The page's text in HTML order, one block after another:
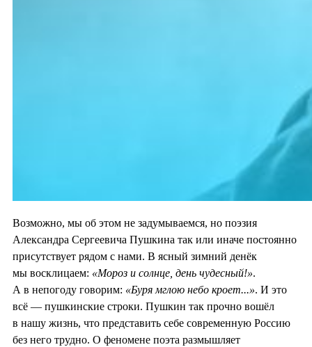
Возможно, мы об этом не задумываемся, но поэзия
Александра Сергеевича Пушкина так или иначе постоянно
присутствует рядом с нами. В ясный зимний денёк
мы восклицаем: «Мороз и солнце, день чудесный!».
А в непогоду говорим: «Буря мглою небо кроет...». И это
всё — пушкинские строки. Пушкин так прочно вошёл
в нашу жизнь, что представить себе современную Россию
без него трудно. О феномене поэта размышляет